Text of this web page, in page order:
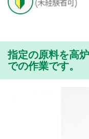
指定の原料を高
での作業です。